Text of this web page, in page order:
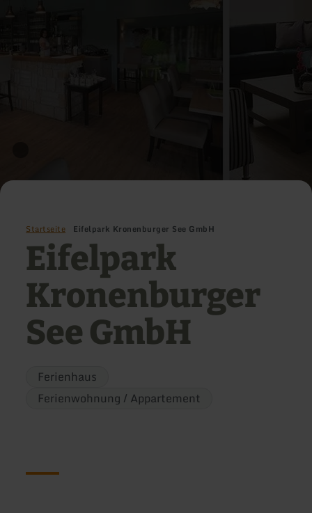
Startseite Eifelpark Kronenburger See GmbH
Eifelpark
Kronenburger
See GmbH
Ferienhaus
Ferienwohnung / Appartement